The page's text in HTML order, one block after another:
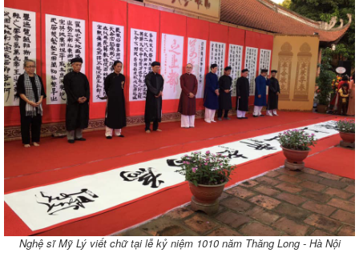
Nghệ sĩ Mỹ Lý viết chữ tại lễ kỷ niệm 1010 năm Thăng Long - Hà Nội